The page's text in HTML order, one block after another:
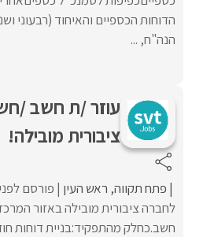
הדוחות הכספיים והאיחוד (רבעוני
הנה"ח, ...
עוזר /ת חשב /
ציבורית מובילה!
פתח תקווה ראש העין פורסם
לחברה ציבורית מובילה באזור
חשב.כחלק מהתפקיד:בניית דוחות